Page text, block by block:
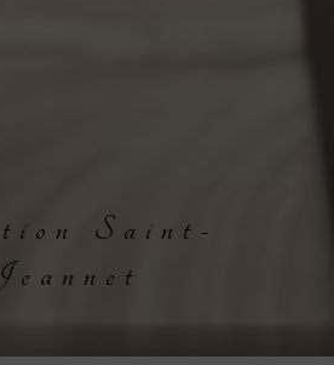
Saint-